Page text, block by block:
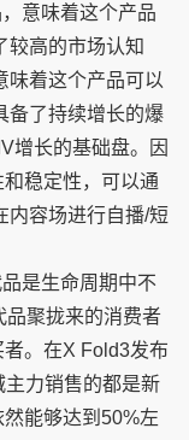
意味着这个产品
较高的市场认知
味着这个产品可以
备了持续增长的爆
增长的基础盘。因
稳定性，可以通
内容场进行自播/短
是生命周期中不
品聚拢来的消费者
。在X Fold3发布
力销售的都是新
能够达到50%左